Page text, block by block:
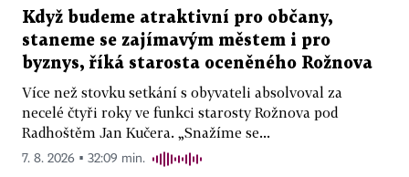
Když budeme atraktivní pro občany,
staneme se zajímavým městem i pro
byznys, říká starosta oceněného Rožnova
Více než stovku setkání s obyvateli absolvoval za
necelé čtyři roky ve funkci starosty Rožnova pod
Radhoštěm Jan Kučera. „Snažíme se...
7. 8. 2026 ▪ 32:09 min.